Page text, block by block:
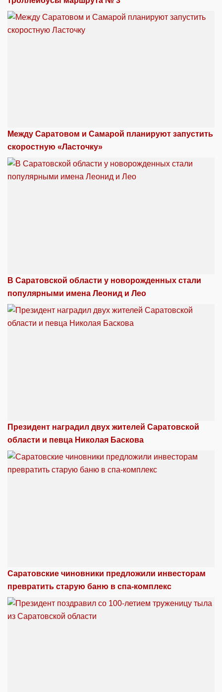
Между Саратовом и Самарой планируют запустить
скоростную «Ласточку»
В Саратовской области у новорожденных стали
популярными имена Леонид и Лео
Президент наградил двух жителей Саратовской
области и певца Николая Баскова
Саратовские чиновники предложили инвесторам
превратить старую баню в спа-комплекс